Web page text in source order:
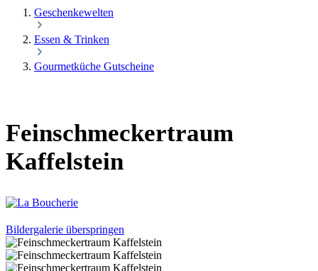
Geschenkewelten
Essen & Trinken
Gourmetküche Gutscheine
Feinschmeckertraum
Kaffelstein
Bildergalerie überspringen